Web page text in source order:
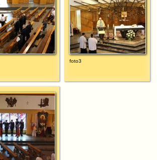
foto3